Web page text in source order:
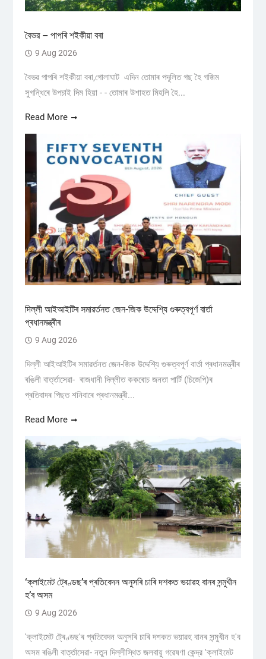
বৈভৱ – পাপৰি শইকীয়া বৰা
9 Aug 2026
বৈভৱ পাপৰি শইকীয়া বৰা,গোলাঘাট এদিন তোমাৰ পদূলিত গছ হৈ গজিম
সুগন্ধিৰে উপচাই দিম হিয়া - - তোমাৰ উশাহত মিহলি হৈ...
Read More
দিল্লী আইআইটিৰ সমাৱৰ্তনত জেন-জিক উদ্দেশ্যি গুৰুত্বপূৰ্ণ বাৰ্তা
প্ৰধানমন্ত্ৰীৰ
9 Aug 2026
দিল্লী আইআইটিৰ সমাৱৰ্তনত জেন-জিক উদ্দেশ্যি গুৰুত্বপূৰ্ণ বাৰ্তা প্ৰধানমন্ত্ৰীৰ
ৰঙিলী বাৰ্ত্তাসেৱা- ৰাজধানী দিল্লীত ককৰোচ জনতা পাৰ্টি (চিজেপি)ৰ
প্ৰতিবাদৰ পিছত শনিবাৰে প্ৰধানমন্ত্ৰী...
Read More
‘ক্লাইমেট ট্ৰেণ্ডছ’ৰ প্ৰতিবেদন অনুসৰি চাৰি দশকত ভয়াৱহ বানৰ সন্মুখীন
হ’ব অসম
9 Aug 2026
'ক্লাইমেট ট্ৰেণ্ডছ'ৰ প্ৰতিবেদন অনুসৰি চাৰি দশকত ভয়াৱহ বানৰ সন্মুখীন হ'ব
অসম ৰঙিলী বাৰ্ত্তাসেৱা- নতুন দিল্লীস্থিত জলবায়ু গৱেষণা কেন্দ্র 'ক্লাইমেট